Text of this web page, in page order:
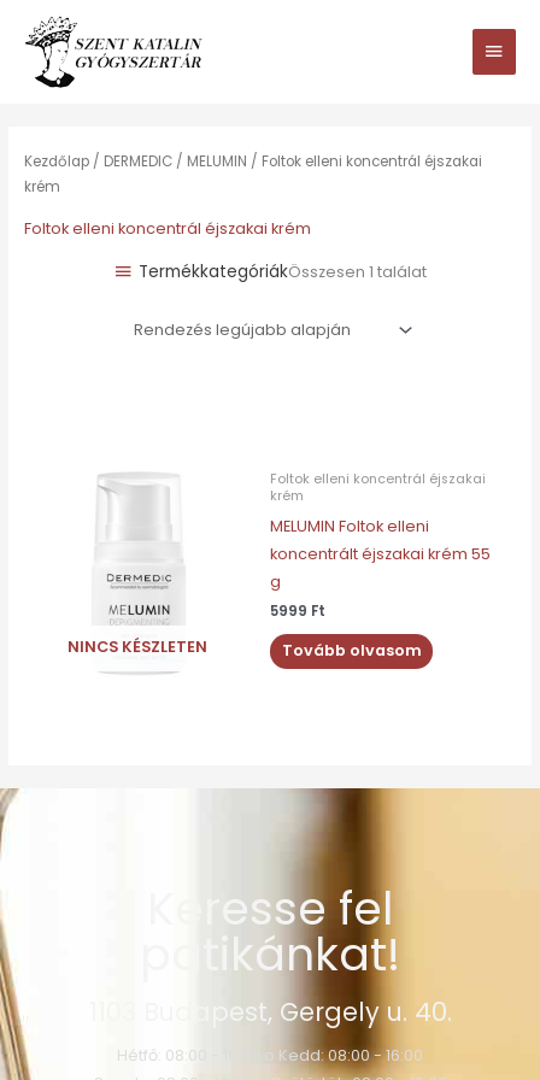
tartalomhoz
Main
Menu
Kezdőlap/ DERMEDIC/ MELUMIN / Foltok elleni koncentrál éjszakai
krém
Foltok elleni koncentrál éjszakai krém
TermékkategóriákÖsszesen 1 találat
NINCS KÉSZLETEN
Foltok elleni koncentrál éjszakai
krém
MELUMIN Foltok elleni
koncentrált éjszakai krém 55
g
5999 Ft
Tovább olvasom
Keresse fel
patikánkat!
1103 Budapest, Gergely u. 40.
Hétfő: 08:00 - 16:00 o Kedd: 08:00 - 16:00